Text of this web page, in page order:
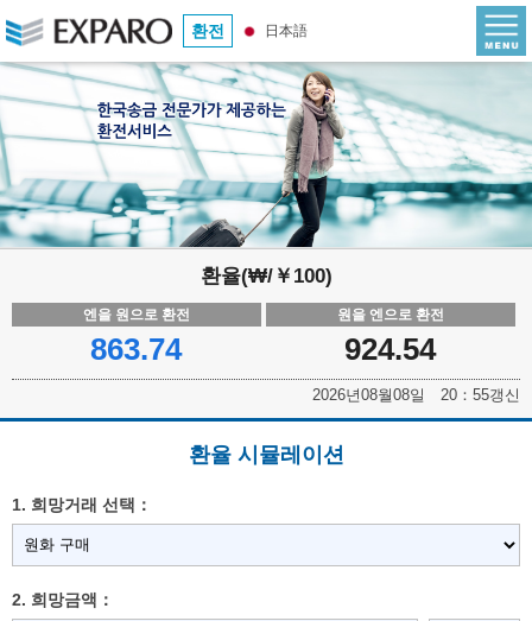
환전 日本語
환율(₩/￥100)
엔을 원으로 환전
863.74
원을 엔으로 환전
924.54
2026년08월08일 20：55갱신
환율 시뮬레이션
1. 희망거래 선택：
2. 희망금액：